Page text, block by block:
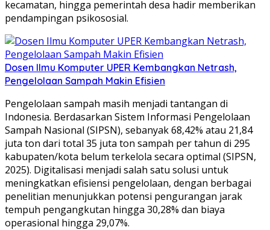
kecamatan, hingga pemerintah desa hadir memberikan
pendampingan psikososial.
Dosen Ilmu Komputer UPER Kembangkan Netrash,
Pengelolaan Sampah Makin Efisien
Pengelolaan sampah masih menjadi tantangan di
Indonesia. Berdasarkan Sistem Informasi Pengelolaan
Sampah Nasional (SIPSN), sebanyak 68,42% atau 21,84
juta ton dari total 35 juta ton sampah per tahun di 295
kabupaten/kota belum terkelola secara optimal (SIPSN,
2025). Digitalisasi menjadi salah satu solusi untuk
meningkatkan efisiensi pengelolaan, dengan berbagai
penelitian menunjukkan potensi pengurangan jarak
tempuh pengangkutan hingga 30,28% dan biaya
operasional hingga 29,07%.